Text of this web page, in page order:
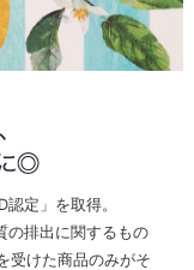
定」を取得。
の排出に関するもの
受けた商品のみがそ